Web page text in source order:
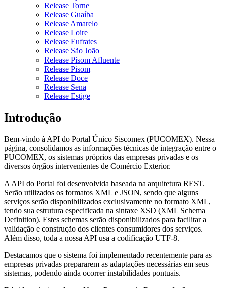
Release Torne
Release Guaíba
Release Amarelo
Release Loire
Release Eufrates
Release São João
Release Pisom Afluente
Release Pisom
Release Doce
Release Sena
Release Estige
Introdução
Bem-vindo à API do Portal Único Siscomex (PUCOMEX). Nessa
página, consolidamos as informações técnicas de integração entre o
PUCOMEX, os sistemas próprios das empresas privadas e os
diversos órgãos intervenientes de Comércio Exterior.
A API do Portal foi desenvolvida baseada na arquitetura REST.
Serão utilizados os formatos XML e JSON, sendo que alguns
serviços serão disponibilizados exclusivamente no formato XML,
tendo sua estrutura especificada na sintaxe XSD (XML Schema
Definition). Estes schemas serão disponibilizados para facilitar a
validação e construção dos clientes consumidores dos serviços.
Além disso, toda a nossa API usa a codificação UTF-8.
Destacamos que o sistema foi implementado recentemente para as
empresas privadas prepararem as adaptações necessárias em seus
sistemas, podendo ainda ocorrer instabilidades pontuais.